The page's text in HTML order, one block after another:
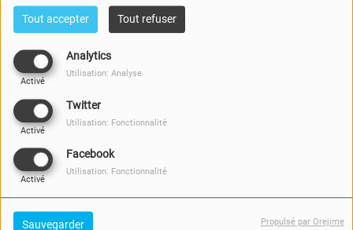
Tout accepter Tout refuser
Analytics
Activé
Utilisation: Analyse
Twitter
Activé
Utilisation: Fonctionnalité
Facebook
Activé
Utilisation: Fonctionnalité
Sauvegarder Propulsé par Orejime
31 JANVIER 2026
Présentation Chronique sur le Groenland